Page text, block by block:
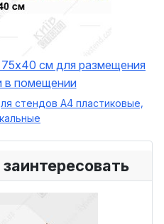
см для размещения
в помещении
стендов А4 пластиковые,